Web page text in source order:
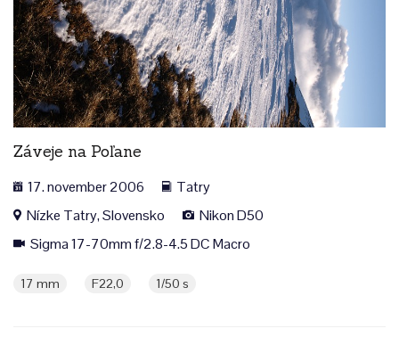
Archív
Vyhľadávanie
Záveje na Poľane
17. november 2006
Tatry
Nízke Tatry, Slovensko
Nikon D50
Sigma 17-70mm f/2.8-4.5 DC Macro
17 mm F22,0 1/50 s